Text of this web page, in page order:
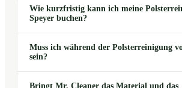
Wie kurzfristig kann ich meine
Speyer buchen?
Muss ich während der Polsterreinigung
sein?
Bringt Mr. Cleaner das Material und das